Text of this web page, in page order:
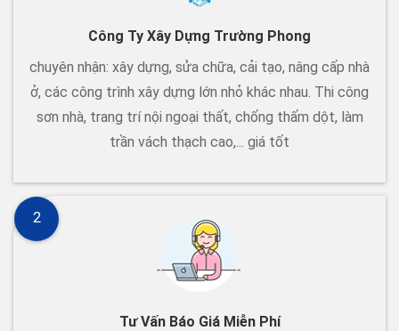
Công Ty Xây Dựng Trường Phong
chuyên nhận: xây dựng, sửa chữa, cải tạo, nâng cấp nhà
ở, các công trình xây dựng lớn nhỏ khác nhau. Thi công
sơn nhà, trang trí nội ngoại thất, chống thấm dột, làm
trần vách thạch cao,... giá tốt
Tư Vấn Báo Giá Miễn Phí
2